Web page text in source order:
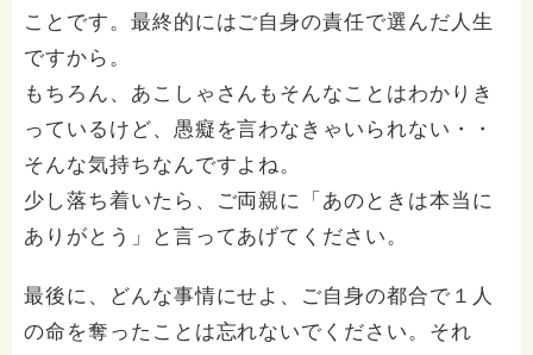
ことです。最終的にはご自身の責任で選んだ人生
ですから。
もちろん、あこしゃさんもそんなことはわかりき
っているけど、愚癡を言わなきゃいられない・・
そんな気持ちなんですよね。
少し落ち着いたら、ご両親に「あのときは本当に
ありがとう」と言ってあげてください。
最後に、どんな事情にせよ、ご自身の都合で１人
の命を奪ったことは忘れないでください。それ